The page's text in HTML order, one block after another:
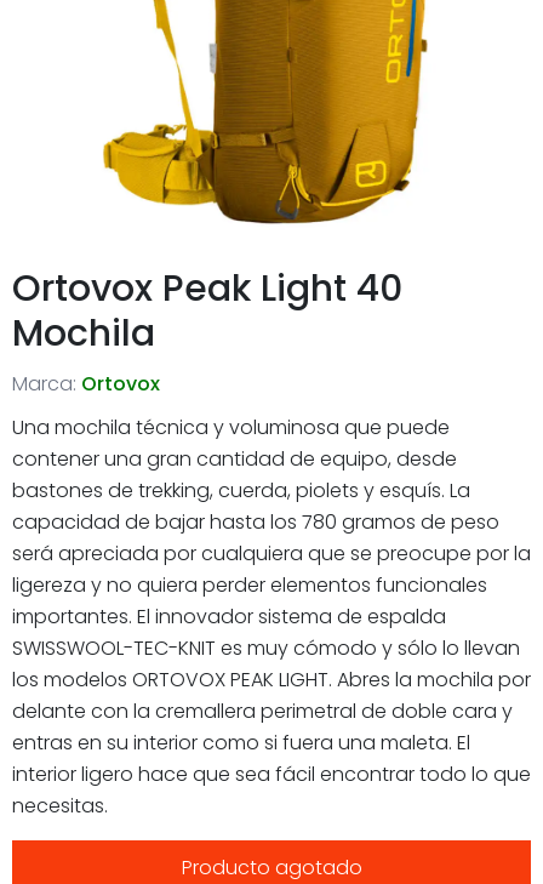
Ortovox Peak Light 40
Mochila
Marca: Ortovox
Una mochila técnica y voluminosa que puede
contener una gran cantidad de equipo, desde
bastones de trekking, cuerda, piolets y esquís. La
capacidad de bajar hasta los 780 gramos de peso
será apreciada por cualquiera que se preocupe por la
ligereza y no quiera perder elementos funcionales
importantes. El innovador sistema de espalda
SWISSWOOL-TEC-KNIT es muy cómodo y sólo lo llevan
los modelos ORTOVOX PEAK LIGHT. Abres la mochila por
delante con la cremallera perimetral de doble cara y
entras en su interior como si fuera una maleta. El
interior ligero hace que sea fácil encontrar todo lo que
necesitas.
Producto agotado